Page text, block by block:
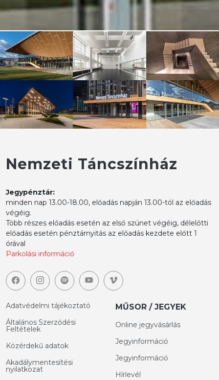
Nemzeti Táncszínház
Jegypénztár:
minden nap 13.00-18.00, előadás napján 13.00-tól az előadás
végéig.
Több részes előadás esetén az első szünet végéig, délelőtti
előadás esetén pénztárnyitás az előadás kezdete előtt 1
órával
Parkolási információ
Adatvédelmi tájékoztató
Általános Szerződési
Feltételek
Közérdekű adatok
Akadálymentesítési
nyilatkozat
MŰSOR / JEGYEK
Online jegyvásárlás
Jegyinformáció
Jegyinformáció
Hírlevél